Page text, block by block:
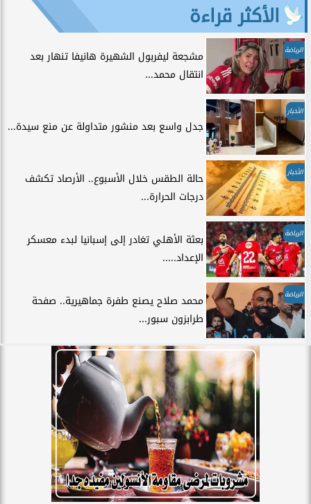
الأكثر قراءة
الرياضة
مشجعة ليفربول الشهيرة هانيفا تنهار بعد
انتقال محمد...
الأخبار
جدل واسع بعد منشور متداولة عن منع سيدة...
الأخبار
حالة الطقس خلال الأسبوع.. الأرصاد تكشف
درجات الحرارة...
الرياضة
بعثة الأهلي تغادر إلى إسبانيا لبدء معسكر
الإعداد.....
الرياضة
محمد صلاح يصنع طفرة جماهيرية.. صفحة
طرابزون سبور...